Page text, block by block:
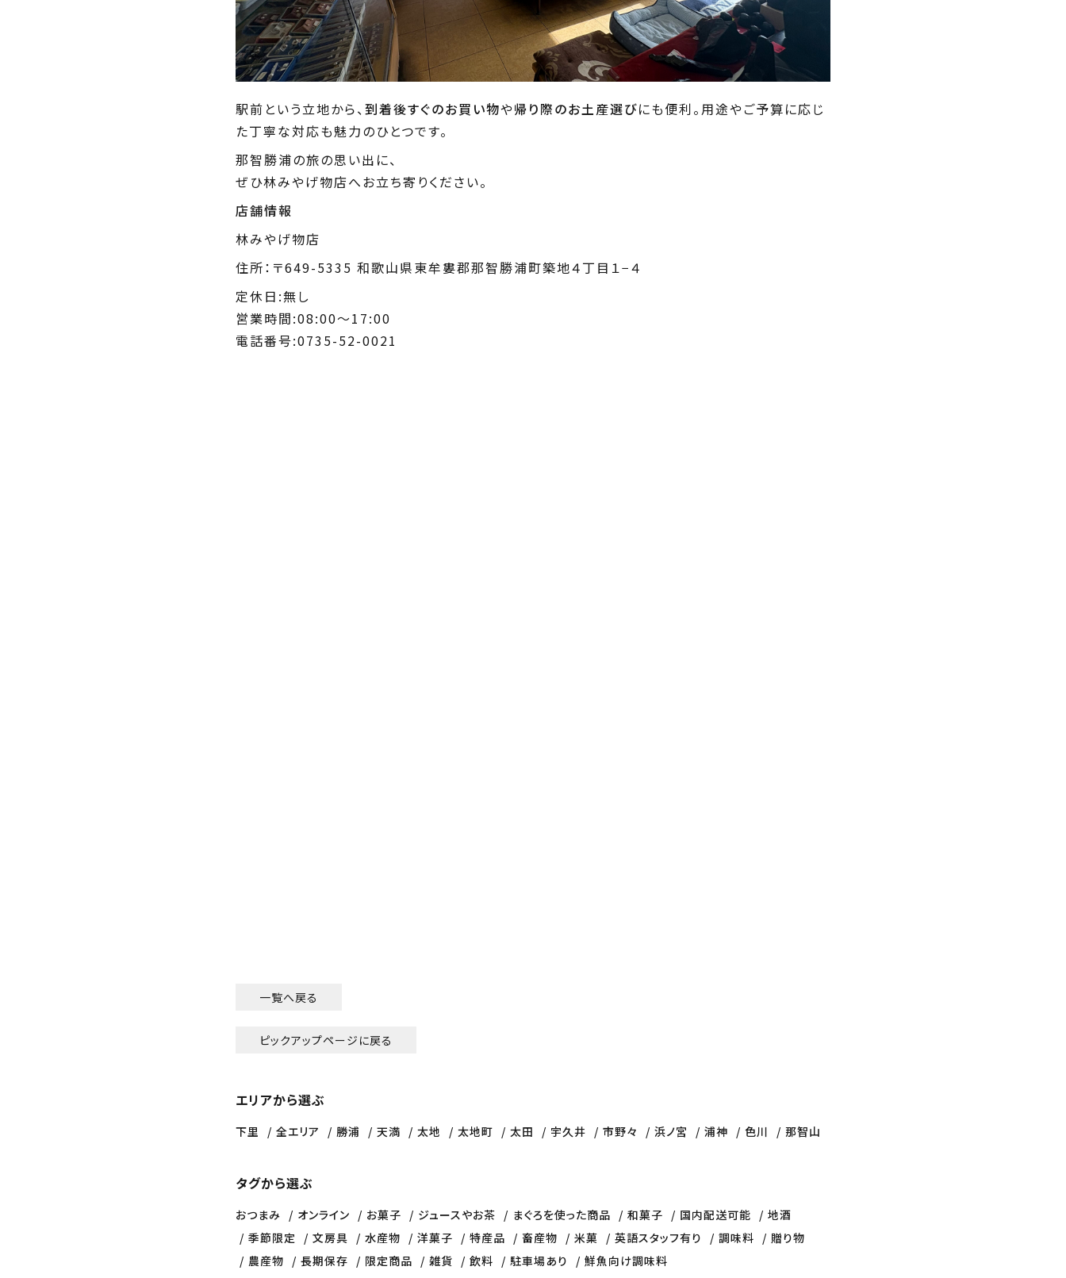
駅前という立地から、 到着後すぐのお買い物や帰り際のお土産選びにも便利。用途やご予算に応じ
た丁寧な対応も魅力のひとつです。
那智勝浦の旅の思い出に、
ぜひ林みやげ物店へお立ち寄りください。
店舗情報
林みやげ物店
住所：〒649-5335 和歌山県東牟婁郡那智勝浦町築地４丁目１−４
定休日:無し
営業時間:08:00～17:00
電話番号:0735-52-0021
一覧へ戻る
ピックアップページに戻る
エリアから選ぶ
下里 全エリア 勝浦 天満 太地 太地町 太田 宇久井 市野々 浜ノ宮 浦神 色川 那智山
タグから選ぶ
おつまみ オンライン お菓子 ジュースやお茶 まぐろを使った商品 和菓子 国内配送可能
地酒
季節限定
文房具 水産物 洋菓子 特産品 畜産物 米菓 英語スタッフ有り 調味料
贈り物
農産物
長期保存 限定商品 雑貨 飲料 駐車場あり 鮮魚向け調味料